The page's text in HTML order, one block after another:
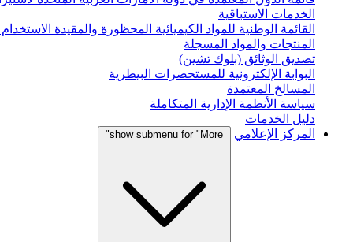
الخدمات الاستباقية
القائمة الوطنية للمواد الكيميائية المحظورة والمقيدة
المنتجات والمواد المسجلة
تصديق الوثائق (بلوك تشين)
البوابة الإلكترونية للمستحضرات البيطرية
المسالخ المعتمدة
سياسة الأنظمة الإدارية المتكاملة
دليل الخدمات
المركز الإعلامي
show submenu for "More"